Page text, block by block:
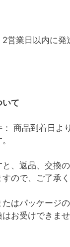
営業日以内に発
いて
商品到着日よ
、返品、交換
ので、ご了承く
はパッケージ
お受けできませ